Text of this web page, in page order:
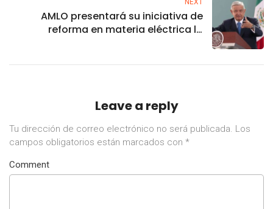
NEXT
AMLO presentará su iniciativa de
reforma en materia eléctrica la
Leave a reply
Tu dirección de correo electrónico no será publicada. Los
campos obligatorios están marcados con *
Comment